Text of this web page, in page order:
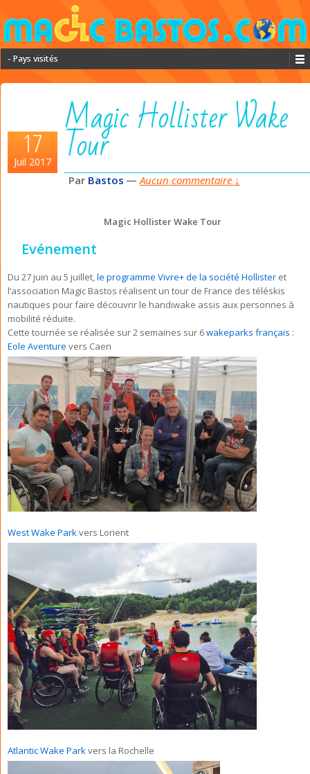
- Pays visités
Magic Hollister Wake
Tour
17
Juil 2017
Par Bastos — Aucun commentaire ↓
Magic Hollister Wake Tour
Evénement
Du 27 juin au 5 juillet,le programme Vivre+ de la société Hollister et
l’association Magic Bastos réalisent un tour de France des téléskis
nautiques pour faire découvrir le handiwake assis aux personnes à
mobilité réduite.
Cette tournée se réalisée sur 2 semaines sur 6wakeparks français :
Eole Aventure vers Caen
West Wake Parkvers Lorient
Atlantic Wake Parkvers la Rochelle